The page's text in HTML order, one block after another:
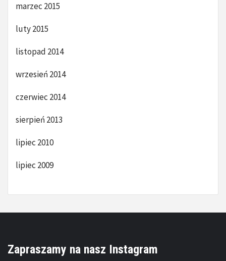
marzec 2015
luty 2015
listopad 2014
wrzesień 2014
czerwiec 2014
sierpień 2013
lipiec 2010
lipiec 2009
Zapraszamy na nasz Instagram